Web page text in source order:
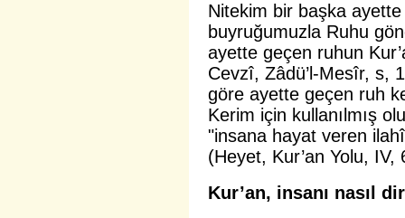
Nitekim bir başka
buyruğumuzla Ruhu
ayette geçen ruhun
Cevzî, Zâdü’l-Mesîr, s,
göre ayette geçen ruh
Kerim için kullanılmış
"insana hayat veren
(Heyet, Kur’an Yolu, IV,
Kur’an, insanı nasıl